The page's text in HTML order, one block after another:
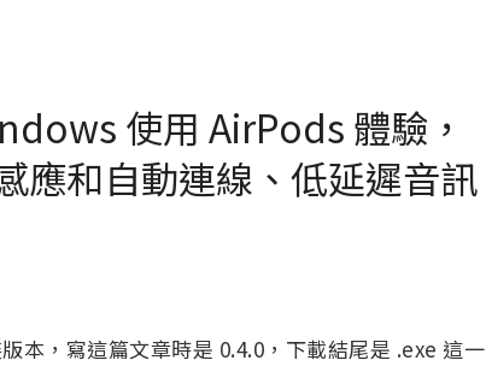
使用 AirPods 體驗，
應和自動連線、低延遲音訊
本，寫這篇文章時是 0.4.0，下載結尾是 .exe 這一